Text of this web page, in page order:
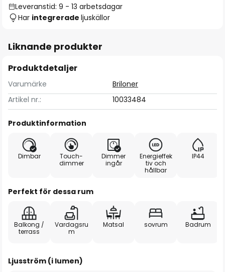
Leveranstid: 9 - 13 arbetsdagar
Har integrerade ljuskällor
Liknande produkter
Produktdetaljer
Varumärke
Briloner
Artikel nr.:
10033484
Produktinformation
Dimbar
Touch-
dimmer
Dimmer
ingår
Energieffek
tiv och
hållbar
IP44
Perfekt för dessa rum
Balkong /
terrass
Vardagsru
m
Matsal sovrum Badrum
Ljusström (i lumen)